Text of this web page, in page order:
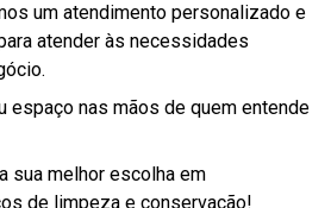
um atendimento personalizado e
atender às necessidades
espaço nas mãos de quem entende
sua melhor escolha em
de limpeza e conservação!